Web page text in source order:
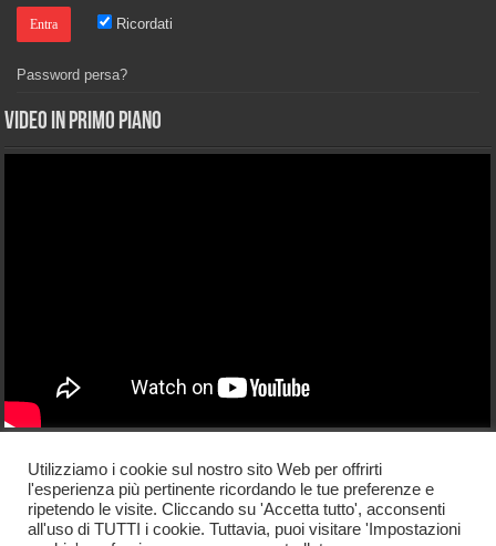
Ricordati
Password persa?
Video in primo piano
La riproduzione di articoli e materiale presente sul sito è libera purché
venga riportato un link verso la notizia pubblicata sul nostro blog. Direttore
responsabile Guglielmo Taliercio Web-master Max Noviello
Utilizziamo i cookie sul nostro sito Web per offrirti
l'esperienza più pertinente ricordando le tue preferenze e
ripetendo le visite. Cliccando su 'Accetta tutto', acconsenti
all'uso di TUTTI i cookie. Tuttavia, puoi visitare 'Impostazioni